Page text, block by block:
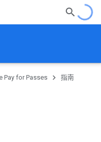
Pay for Passes 指南